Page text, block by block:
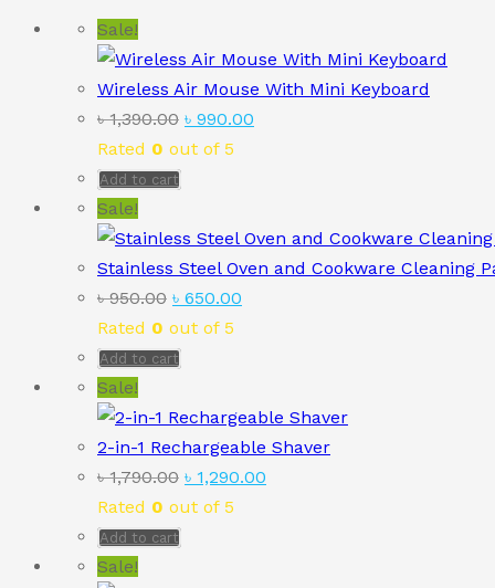
Sale!
Wireless Air Mouse With Mini Keyboard
৳1,390.00 Original
price
৳ 990.00
Rated 0 out of 5
Add to cart
Sale!
Stainless Steel Oven and Cookware Cleaning
৳950.00 Original
price
was:
৳ 650.00
Rated 0 out of 5
Add to cart
Sale!
2-in-1 Rechargeable Shaver
৳1,790.00 Original
price
৳ 1,290.00
Rated 0 out of 5
Add to cart
Sale!